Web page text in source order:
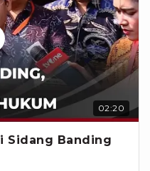
02:20
Sidang Banding